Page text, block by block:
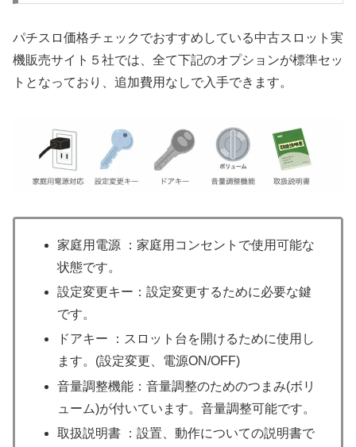
パチスロ価格チェックでおすすめしている中古スロット実
機販売サイト５社では、全て下記のオプションが標準セッ
トとなっており、追加費用なしで入手できます。
家庭用電源 ：家庭用コンセントで使用可能な
状態です。
設定変更キー：設定変更するために必要な鍵
です。
ドアキー ：スロット台を開けるために使用し
ます。(設定変更、電源ON/OFF)
音量調整機能：音量調整のためのつまみ(ボリ
ューム)が付いています。音量調整可能です。
取扱説明書 ：設置、動作についての説明書で